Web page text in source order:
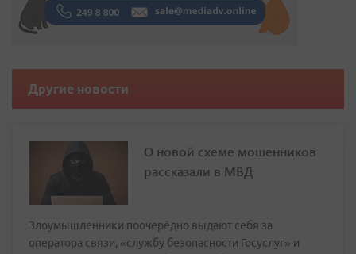
Другие новости
О новой схеме мошенников
рассказали в МВД
Злоумышленники поочерёдно выдают себя за
оператора связи, «службу безопасности Госуслуг» и